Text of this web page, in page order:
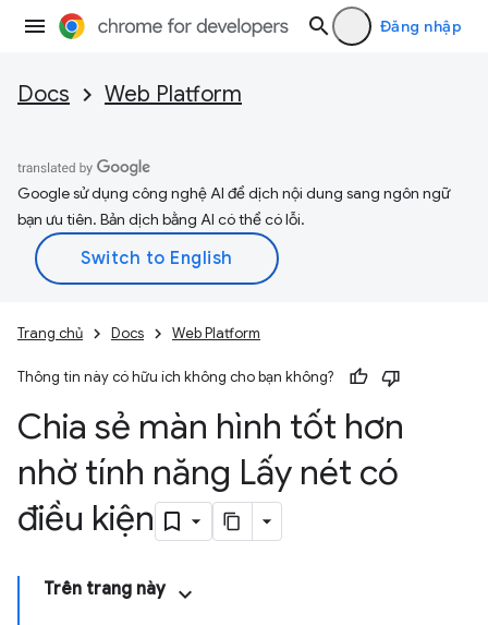
Đăng nhập
Docs Web Platform
Google sử dụng công nghệ AI để dịch nội dung sang ngôn ngữ
bạn ưu tiên. Bản dịch bằng AI có thể có lỗi.
Trang chủ Docs Web Platform
Thông tin này có hữu ích không cho bạn không?
Chia sẻ màn hình tốt hơn
nhờ tính năng Lấy nét có
điều kiện
Trên trang này